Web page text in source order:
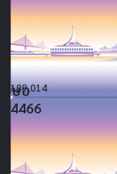
ษอ
4466
109,014